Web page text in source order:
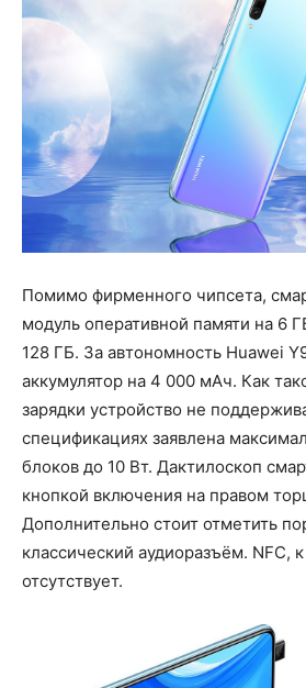
Помимо фирменного чипсета,
модуль оперативной памяти на 6
128 ГБ. За автономность Huawei
аккумулятор на 4 000 мАч. Как
зарядки устройство не
спецификациях заявлена
блоков до 10 Вт. Дактилоскоп
кнопкой включения на правом
Дополнительно стоит отметить
классический аудиоразъём. NFC,
отсутствует.